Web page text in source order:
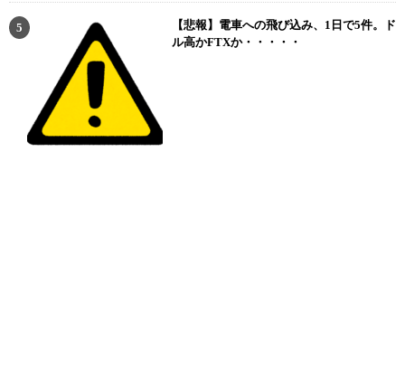
【悲報】電車への飛び込み、1日で5件。ド
ル高かFTXか・・・・・